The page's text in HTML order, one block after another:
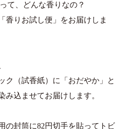
て、どんな香りなの？
香りお試し便」をお届けしま
ク（試香紙）に「おだやか」と
み込ませてお届けします。
の封筒に82円切手を貼ってトビ